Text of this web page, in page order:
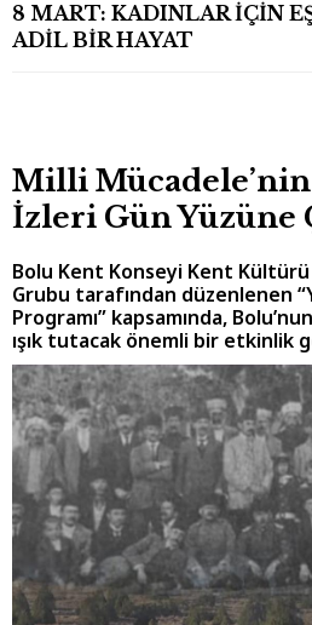
8 MART: KADINLAR İÇİN
ADİL BİR HAYAT
Milli Mücadele’nin
İzleri Gün Yüzüne
Bolu Kent Konseyi Kent Kültürü
Grubu tarafından düzenlenen
Programı” kapsamında,
ışık tutacak önemli bir etkinlik